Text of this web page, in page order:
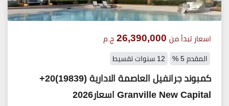
اسعار تبدأ من 26,390,000 ج.م
المقدم 5 % 12 سنوات تقسيط
كمبوند جرانفيل العاصمة الادارية (19839)20+
Granville New Capital اسعار2026